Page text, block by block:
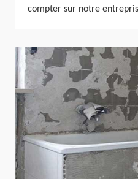
compter sur notre